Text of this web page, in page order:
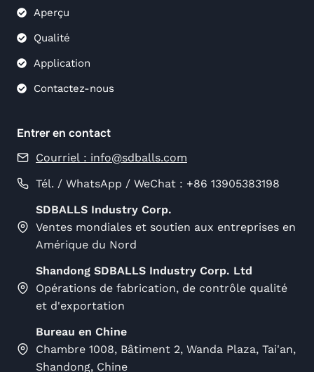
Aperçu
Qualité
Application
Contactez-nous
Entrer en contact
Courriel : info@sdballs.com
Tél. / WhatsApp / WeChat : +86 13905383198
SDBALLS Industry Corp.
Ventes mondiales et soutien aux entreprises en
Amérique du Nord
Shandong SDBALLS Industry Corp. Ltd
Opérations de fabrication, de contrôle qualité
et d'exportation
Bureau en Chine
Chambre 1008, Bâtiment 2, Wanda Plaza, Tai'an,
Shandong, Chine